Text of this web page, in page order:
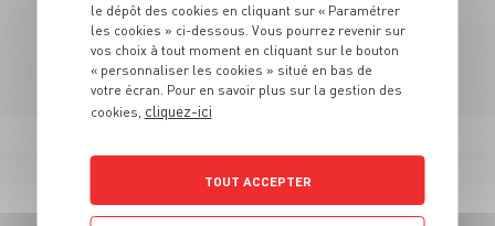
le dépôt des cookies en cliquant sur « Paramétrer
les cookies » ci-dessous. Vous pourrez revenir sur
vos choix à tout moment en cliquant sur le bouton
« personnaliser les cookies » situé en bas de
votre écran. Pour en savoir plus sur la gestion des
cookies, cliquez-ici
TOUT ACCEPTER